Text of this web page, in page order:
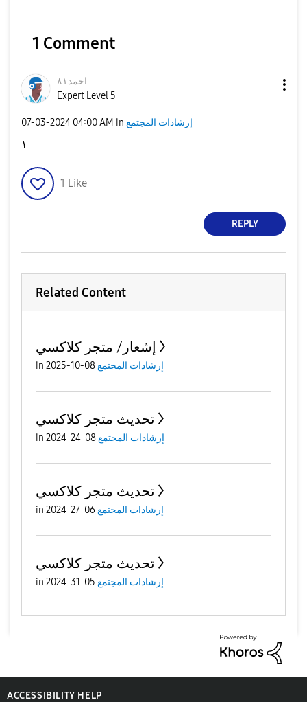
1 Comment
احمد٨١
Expert Level 5
‎07-03-2024 04:00 AM in إرشادات المجتمع
١
1 Like
REPLY
Related Content
إشعار/ متجر كلاكسي
in إرشادات المجتمع08-10-2025
تحديث متجر كلاكسي
in إرشادات المجتمع08-24-2024
تحديث متجر كلاكسي
in إرشادات المجتمع 06-27-2024
تحديث متجر كلاكسي
in إرشادات المجتمع 05-31-2024
ACCESSIBILITY HELP